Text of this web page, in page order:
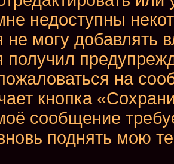
недоступны
не могу добавлять
получил
на
кнопка
сообщение
поднять мою